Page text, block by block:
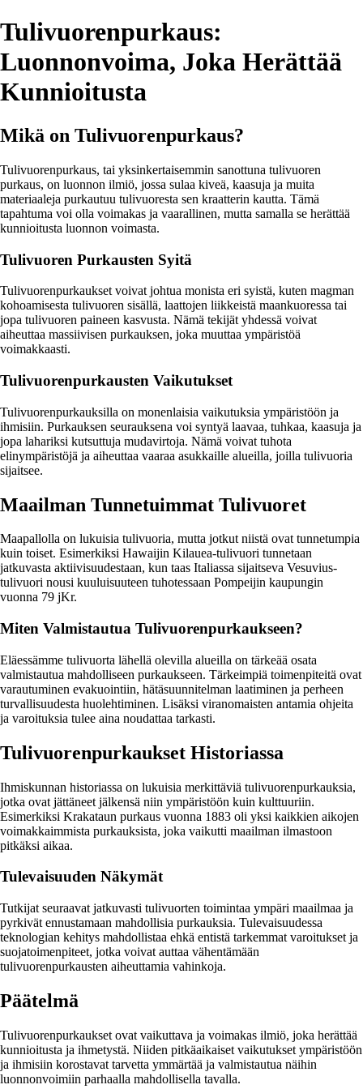
Tulivuorenpurkaus:
Luonnonvoima, Joka Herättää
Kunnioitusta
Mikä on Tulivuorenpurkaus?
Tulivuorenpurkaus, tai yksinkertaisemmin sanottuna tulivuoren
purkaus, on luonnon ilmiö, jossa sulaa kiveä, kaasuja ja muita
materiaaleja purkautuu tulivuoresta sen kraatterin kautta. Tämä
tapahtuma voi olla voimakas ja vaarallinen, mutta samalla se herättää
kunnioitusta luonnon voimasta.
Tulivuoren Purkausten Syitä
Tulivuorenpurkaukset voivat johtua monista eri syistä, kuten magman
kohoamisesta tulivuoren sisällä, laattojen liikkeistä maankuoressa tai
jopa tulivuoren paineen kasvusta. Nämä tekijät yhdessä voivat
aiheuttaa massiivisen purkauksen, joka muuttaa ympäristöä
voimakkaasti.
Tulivuorenpurkausten Vaikutukset
Tulivuorenpurkauksilla on monenlaisia vaikutuksia ympäristöön ja
ihmisiin. Purkauksen seurauksena voi syntyä laavaa, tuhkaa, kaasuja ja
jopa lahariksi kutsuttuja mudavirtoja. Nämä voivat tuhota
elinympäristöjä ja aiheuttaa vaaraa asukkaille alueilla, joilla tulivuoria
sijaitsee.
Maailman Tunnetuimmat Tulivuoret
Maapallolla on lukuisia tulivuoria, mutta jotkut niistä ovat tunnetumpia
kuin toiset. Esimerkiksi Hawaijin Kilauea-tulivuori tunnetaan
jatkuvasta aktiivisuudestaan, kun taas Italiassa sijaitseva Vesuvius-
tulivuori nousi kuuluisuuteen tuhotessaan Pompeijin kaupungin
vuonna 79 jKr.
Miten Valmistautua Tulivuorenpurkaukseen?
Eläessämme tulivuorta lähellä olevilla alueilla on tärkeää osata
valmistautua mahdolliseen purkaukseen. Tärkeimpiä toimenpiteitä ovat
varautuminen evakuointiin, hätäsuunnitelman laatiminen ja perheen
turvallisuudesta huolehtiminen. Lisäksi viranomaisten antamia ohjeita
ja varoituksia tulee aina noudattaa tarkasti.
Tulivuorenpurkaukset Historiassa
Ihmiskunnan historiassa on lukuisia merkittäviä tulivuorenpurkauksia,
jotka ovat jättäneet jälkensä niin ympäristöön kuin kulttuuriin.
Esimerkiksi Krakataun purkaus vuonna 1883 oli yksi kaikkien aikojen
voimakkaimmista purkauksista, joka vaikutti maailman ilmastoon
pitkäksi aikaa.
Tulevaisuuden Näkymät
Tutkijat seuraavat jatkuvasti tulivuorten toimintaa ympäri maailmaa ja
pyrkivät ennustamaan mahdollisia purkauksia. Tulevaisuudessa
teknologian kehitys mahdollistaa ehkä entistä tarkemmat varoitukset ja
suojatoimenpiteet, jotka voivat auttaa vähentämään
tulivuorenpurkausten aiheuttamia vahinkoja.
Päätelmä
Tulivuorenpurkaukset ovat vaikuttava ja voimakas ilmiö, joka herättää
kunnioitusta ja ihmetystä. Niiden pitkäaikaiset vaikutukset ympäristöön
ja ihmisiin korostavat tarvetta ymmärtää ja valmistautua näihin
luonnonvoimiin parhaalla mahdollisella tavalla.